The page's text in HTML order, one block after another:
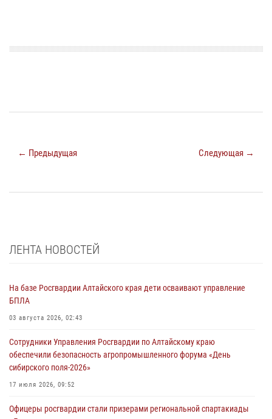
← Предыдущая Следующая →
ЛЕНТА НОВОСТЕЙ
На базе Росгвардии Алтайского края дети осваивают управление
БПЛА
03 августа 2026, 02:43
Сотрудники Управления Росгвардии по Алтайскому краю
обеспечили безопасность агропромышленного форума «День
сибирского поля-2026»
17 июля 2026, 09:52
Офицеры росгвардии стали призерами региональной спартакиады